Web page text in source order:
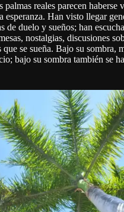
palmas reales parecen haberse
esperanza. Han visto llegar
de duelo y sueños; han
nostalgias, discusiones
que se sueña. Bajo su sombra,
bajo su sombra también se